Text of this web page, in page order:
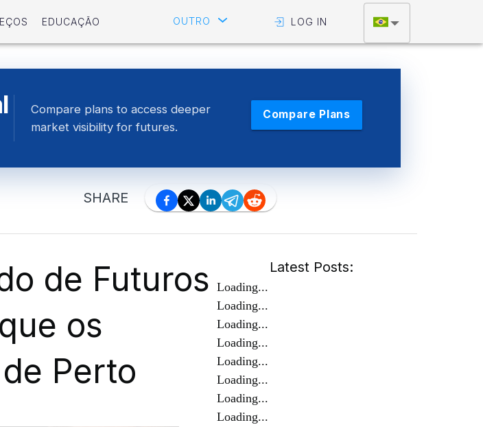
EDUCAÇÃO OUTRO LOG IN
Compare plans to access deeper
market visibility for futures.
Compare Plans
SHARE
de Futuros
os
Perto
Latest Posts:
Loading...
Loading...
Loading...
Loading...
Loading...
Loading...
Loading...
Loading...